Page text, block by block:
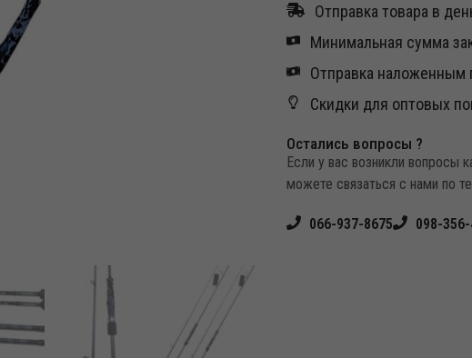
Отправка товара в
Минимальная сумма
Отправка наложенным
Скидки для оптовых
Остались вопросы ?
Если у вас возникли вопросы
можете связаться с нами по
066-937-8675 098-